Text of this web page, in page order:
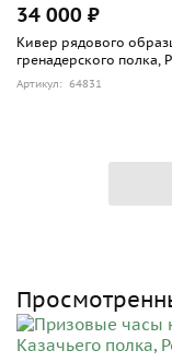
34 000 ₽
Кивер рядового
гренадерского полка,
Артикул: 64831